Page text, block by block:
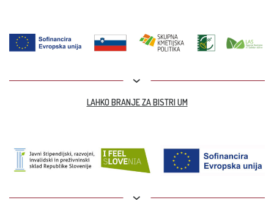
LAHKO BRANJE ZA BISTRI UM